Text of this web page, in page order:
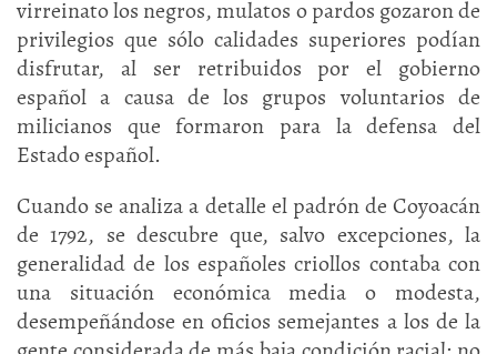
virreinato los negros, mulatos o pardos gozaron de
privilegios que sólo calidades superiores podían
disfrutar, al ser retribuidos por el gobierno
español a causa de los grupos voluntarios de
milicianos que formaron para la defensa del
Estado español.
Cuando se analiza a detalle el padrón de Coyoacán
de 1792, se descubre que, salvo excepciones, la
generalidad de los españoles criollos contaba con
una situación económica media o modesta,
desempeñándose en oficios semejantes a los de la